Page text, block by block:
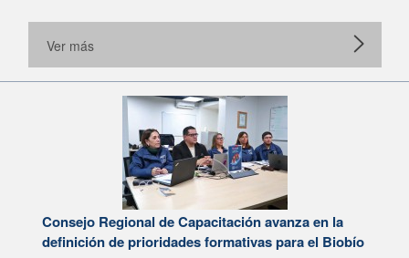
Ver más
Consejo Regional de Capacitación avanza en la
definición de prioridades formativas para el Biobío